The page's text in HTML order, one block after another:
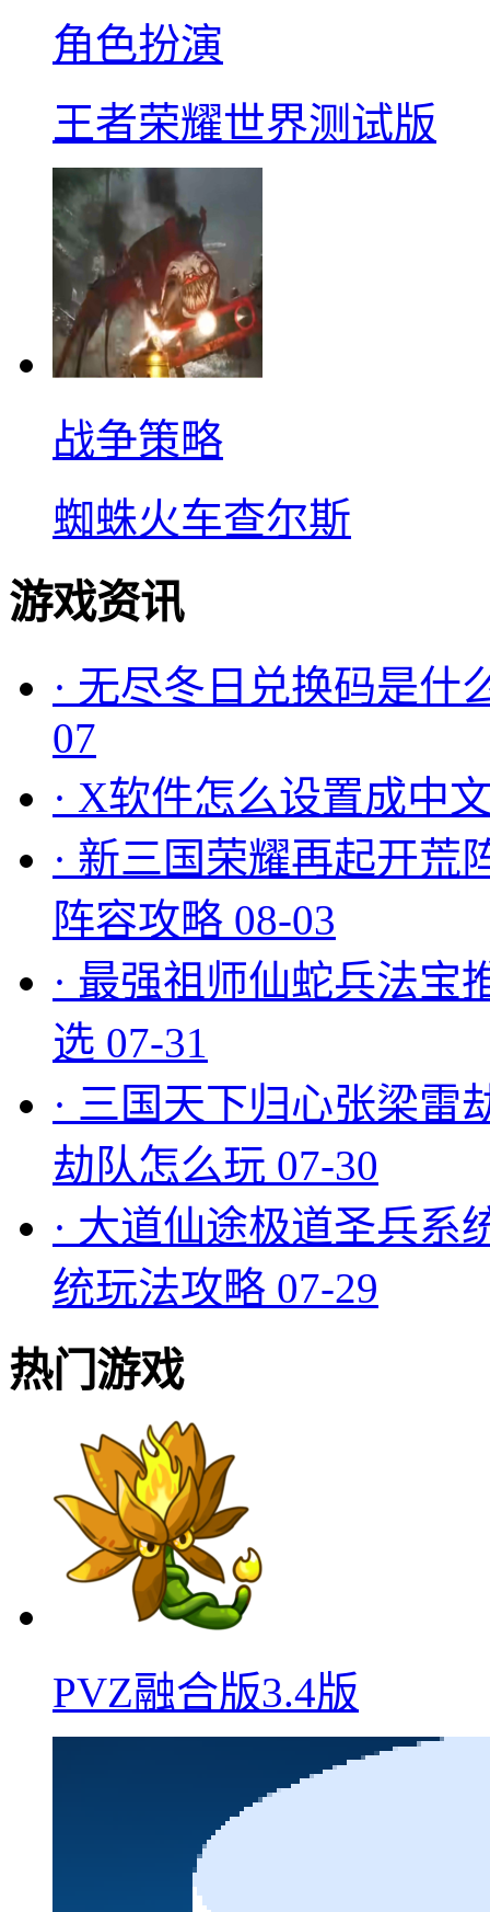
角色扮演
王者荣耀世界测试版
战争策略
蜘蛛火车查尔斯
游戏资讯
· 无尽冬日兑换码是什
07
· X软件怎么设置成中
· 新三国荣耀再起开荒
阵容攻略 08-03
· 最强祖师仙蛇兵法宝
选 07-31
· 三国天下归心张梁雷
劫队怎么玩 07-30
· 大道仙途极道圣兵系
统玩法攻略 07-29
热门游戏
PVZ融合版3.4版